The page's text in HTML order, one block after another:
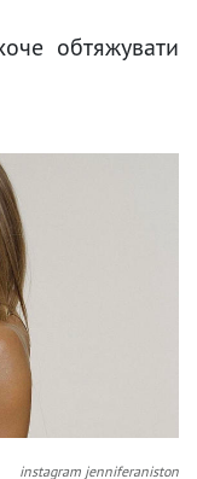
обтяжувати
instagram jenniferaniston